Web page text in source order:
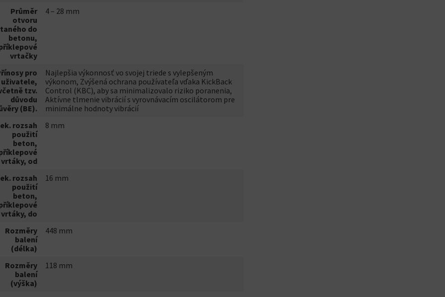
Průměr
otvoru
do
betonu,
vrtačky
4 – 28 mm
pro
uživatele,
tzv.
důvodu
(BE).
Najlepšia výkonnosť vo svojej triede s vylepšeným
výkonom, Zvýšená ochrana používateľa vďaka KickBack
Control (KBC), aby sa minimalizovalo riziko poranenia,
Aktívne tlmenie vibrácií s vyrovnávacím oscilátorom pre
minimálne hodnoty vibrácií
rozsah
použití
beton,
vrtáky, od
8 mm
rozsah
použití
beton,
vrtáky, do
16 mm
Rozměry
balení
(délka)
448 mm
Rozměry
balení
(výška)
118 mm